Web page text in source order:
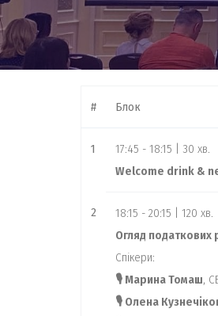
# Блок
1
17:45 - 18:15 | 30 хв.
Welcome drink &
2
18:15 - 20:15 | 120 хв.
Огляд податкових
Спікери:
🎙 Марина Томаш,
🎙 Олена